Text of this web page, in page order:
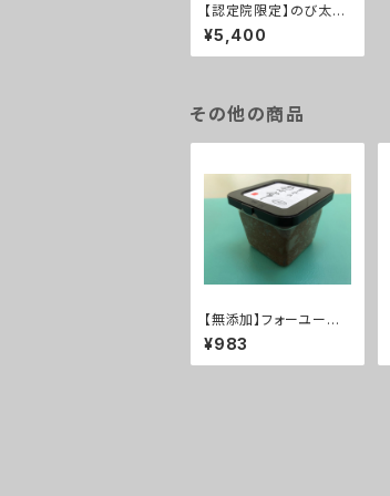
【認定院限定】のび太
郎 1ヶ月1日180円
¥5,400
その他の商品
【無添加】フォーユーの
あわせみそ 塩分が気
になる方へ
¥983